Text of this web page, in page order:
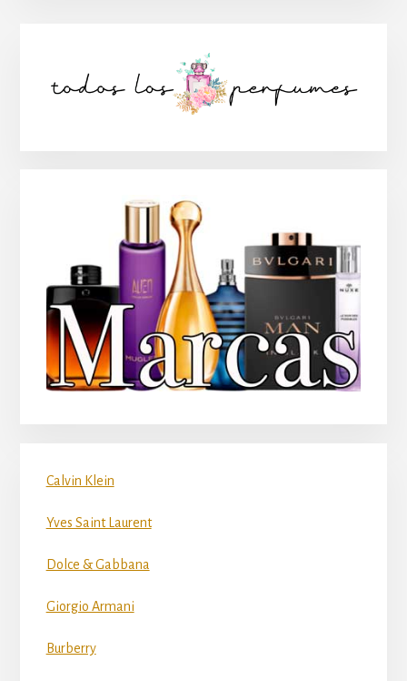
lateral
Calvin Klein
Yves Saint Laurent
Dolce & Gabbana
Giorgio Armani
Burberry